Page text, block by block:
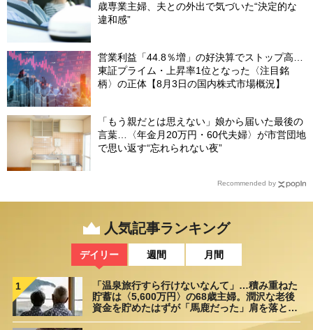
歳専業主婦、夫との外出で気づいた“決定的な
違和感”
営業利益「44.8％増」の好決算でストップ高…
東証プライム・上昇率1位となった〈注目銘
柄〉の正体【8月3日の国内株式市場概況】
「もう親だとは思えない」娘から届いた最後の
言葉…〈年金月20万円・60代夫婦〉が市営団地
で思い返す“忘れられない夜”
Recommended by
人気記事ランキング
デイリー 週間 月間
1
「温泉旅行すら行けないなんて」…積み重ねた
貯蓄は〈5,600万円〉の68歳主婦。潤沢な老後
資金を貯めたはずが「馬鹿だった」肩を落とす